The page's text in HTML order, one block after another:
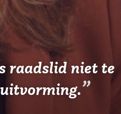
raadslid niet te